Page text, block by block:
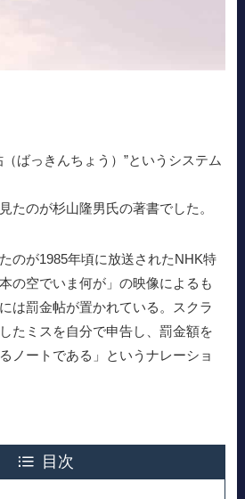
ばっきんちょう）”というシステム
たのが杉山隆男氏の著書でした。
のが1985年頃に放送されたNHK特
の空でいま何が」の映像によるも
は罰金帖が置かれている。スクラ
たミスを自分で申告し、罰金額を
ノートである」というナレーショ
目次